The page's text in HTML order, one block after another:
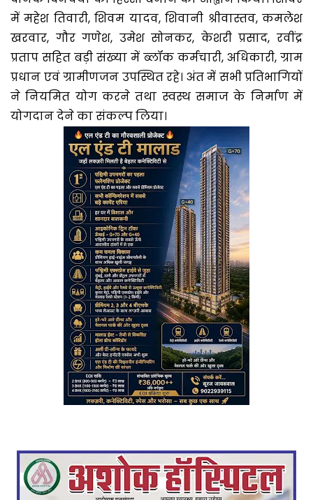
में महेश तिवारी, शिवम यादव, शिवानी श्रीवास्तव, कमलेश
खरवार, गौर गणेश, उमेश सोनकर, केशरी प्रसाद, रवींद्र
प्रताप सहित बड़ी संख्या में ब्लॉक कर्मचारी, अधिकारी, ग्राम
प्रधान एवं ग्रामीणजन उपस्थित रहे। अंत में सभी प्रतिभागियों
ने नियमित योग करने तथा स्वस्थ समाज के निर्माण में
योगदान देने का संकल्प लिया।